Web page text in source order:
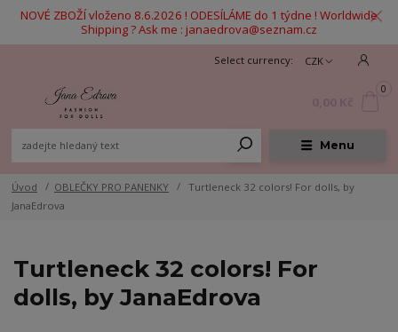
NOVÉ ZBOŽÍ vloženo 8.6.2026 ! ODESÍLÁME do 1 týdne ! Worldwide
Shipping ? Ask me : janaedrova@seznam.cz
Menu
CZK
0
Úvod OBLEČKY PRO PANENKY
Turtleneck 32 colors! For dolls, by
JanaEdrova
Turtleneck 32 colors! For
dolls, by JanaEdrova